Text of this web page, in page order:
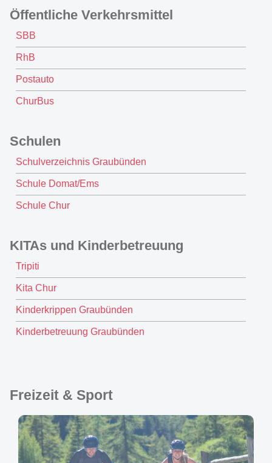
Öffentliche Verkehrsmittel
SBB
RhB
Postauto
ChurBus
Schulen
Schulverzeichnis Graubünden
Schule Domat/Ems
Schule Chur
KITAs und Kinderbetreuung
Tripiti
Kita Chur
Kinderkrippen Graubünden
Kinderbetreuung Graubünden
Freizeit & Sport